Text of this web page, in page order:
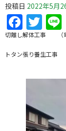
投稿日 2022年5月
切離し解体工事 （電
トタン張り養生工